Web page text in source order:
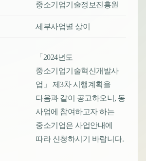
중소기업기술정보진흥원
세부사업별 상이
「2024년도
중소기업기술혁신개발사
업」 제3차 시행계획을
다음과 같이 공고하오니, 동
사업에 참여하고자 하는
중소기업은 사업안내에
따라 신청하시기 바랍니다.